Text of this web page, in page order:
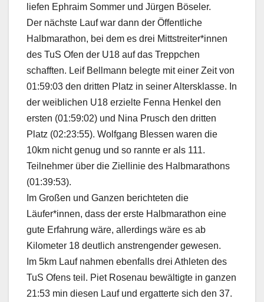
liefen Ephraim Sommer und Jürgen Böseler.
Der nächste Lauf war dann der Öffentliche
Halbmarathon, bei dem es drei Mittstreiter*innen
des TuS Ofen der U18 auf das Treppchen
schafften. Leif Bellmann belegte mit einer Zeit von
01:59:03 den dritten Platz in seiner Altersklasse. In
der weiblichen U18 erzielte Fenna Henkel den
ersten (01:59:02) und Nina Prusch den dritten
Platz (02:23:55). Wolfgang Blessen waren die
10km nicht genug und so rannte er als 111.
Teilnehmer über die Ziellinie des Halbmarathons
(01:39:53).
Im Großen und Ganzen berichteten die
Läufer*innen, dass der erste Halbmarathon eine
gute Erfahrung wäre, allerdings wäre es ab
Kilometer 18 deutlich anstrengender gewesen.
Im 5km Lauf nahmen ebenfalls drei Athleten des
TuS Ofens teil. Piet Rosenau bewältigte in ganzen
21:53 min diesen Lauf und ergatterte sich den 37.